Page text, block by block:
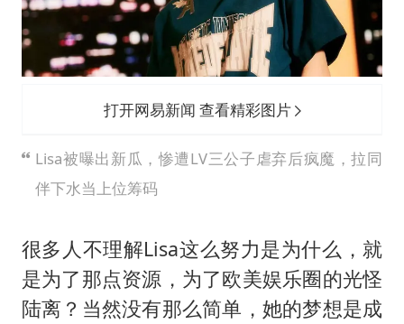
打开网易新闻 查看精彩图片
Lisa被曝出新瓜，惨遭LV三公子虐弃后疯魔，拉同
伴下水当上位筹码
很多人不理解Lisa这么努力是为什么，就
是为了那点资源，为了欧美娱乐圈的光怪
陆离？当然没有那么简单，她的梦想是成